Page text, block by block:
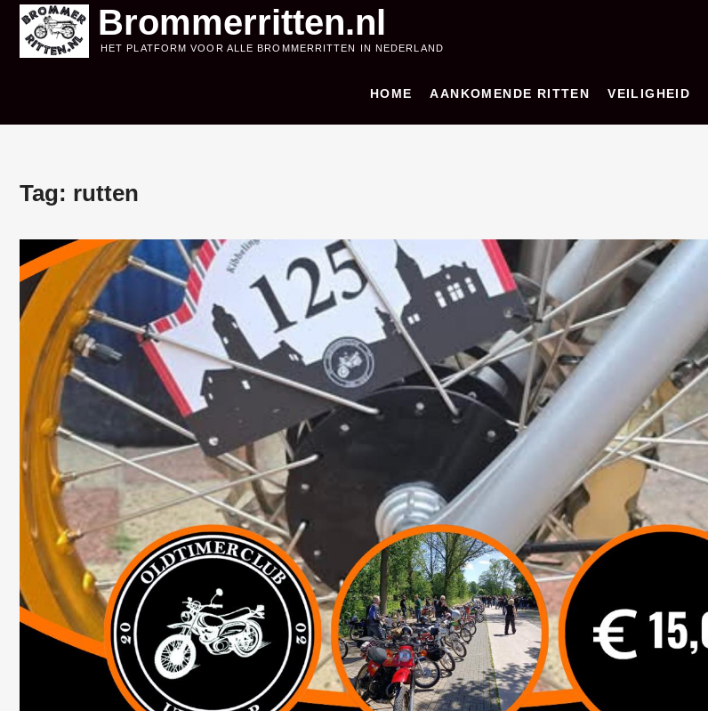
Skip
content
Brommerritten.nl
HET PLATFORM VOOR ALLE BROMMERRITTEN IN NEDERLAND
HOME AANKOMENDE RITTEN VEILIGHEID
Tag: rutten